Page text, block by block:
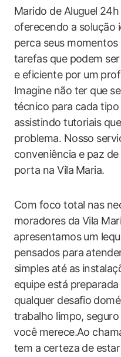
Marido de Aluguel⁢
oferecendo a solução
perca seus
tarefas que podem
e eficiente por um⁢
Imagine ‌não ‌ter que
técnico para ‌cada
assistindo tutoriais
problema.​ Nosso
conveniência e paz
porta na Vila ⁤Maria.
Com foco total nas
moradores da Vila
⁤apresentamos um
pensados para
simples até as
equipe​ está
qualquer desafio⁢
trabalho limpo,
⁤você ​merece.Ao
tem a certeza de